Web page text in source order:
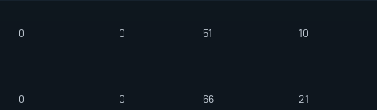
0 0 51 10
0 0 66 21